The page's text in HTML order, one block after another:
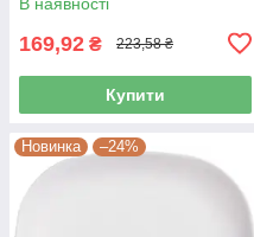
169,92 ₴ 223,58 ₴
Купити
Новинка –24%